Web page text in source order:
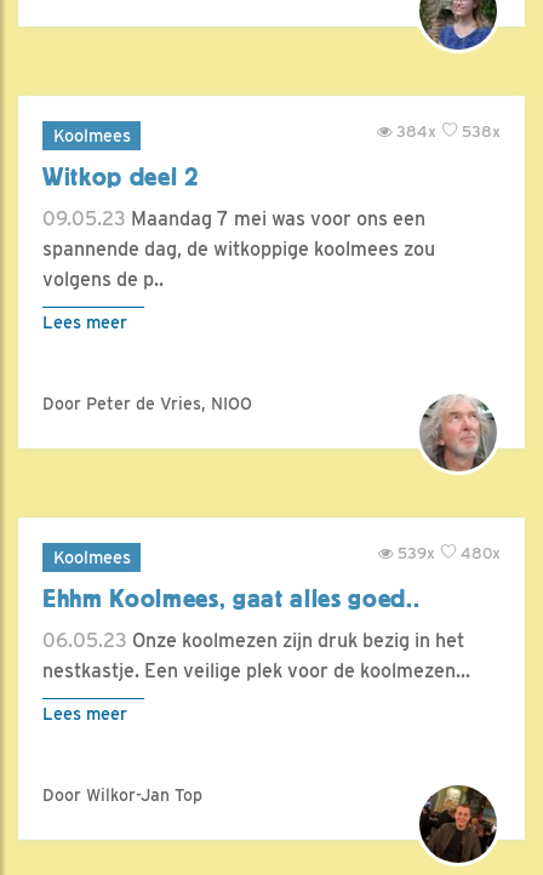
Koolmees 538x
384x
Witkop deel 2
09.05.23 Maandag 7 mei was voor ons een
spannende dag, de witkoppige koolmees zou
volgens de p..
Lees meer
Door Peter de Vries, NIOO
Koolmees 480x
539x
Ehhm Koolmees, gaat alles goed..
06.05.23 Onze koolmezen zijn druk bezig in het
nestkastje. Een veilige plek voor de koolmezen...
Lees meer
Door Wilkor-Jan Top